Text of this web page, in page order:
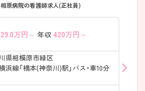
原病院の看護師求人(正社員)
29.0万円～ 年収 420万円～
県相模原市緑区
浜線「橋本(神奈川)駅」バス・車10分